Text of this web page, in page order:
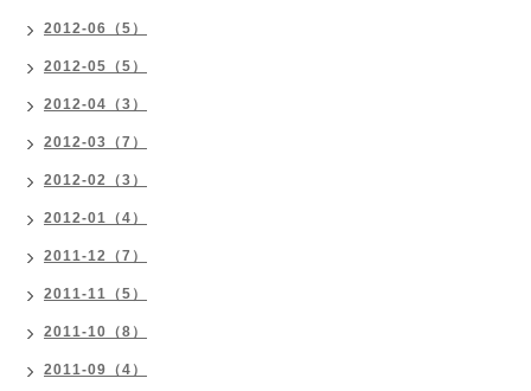
2012-06（5）
2012-05（5）
2012-04（3）
2012-03（7）
2012-02（3）
2012-01（4）
2011-12（7）
2011-11（5）
2011-10（8）
2011-09（4）